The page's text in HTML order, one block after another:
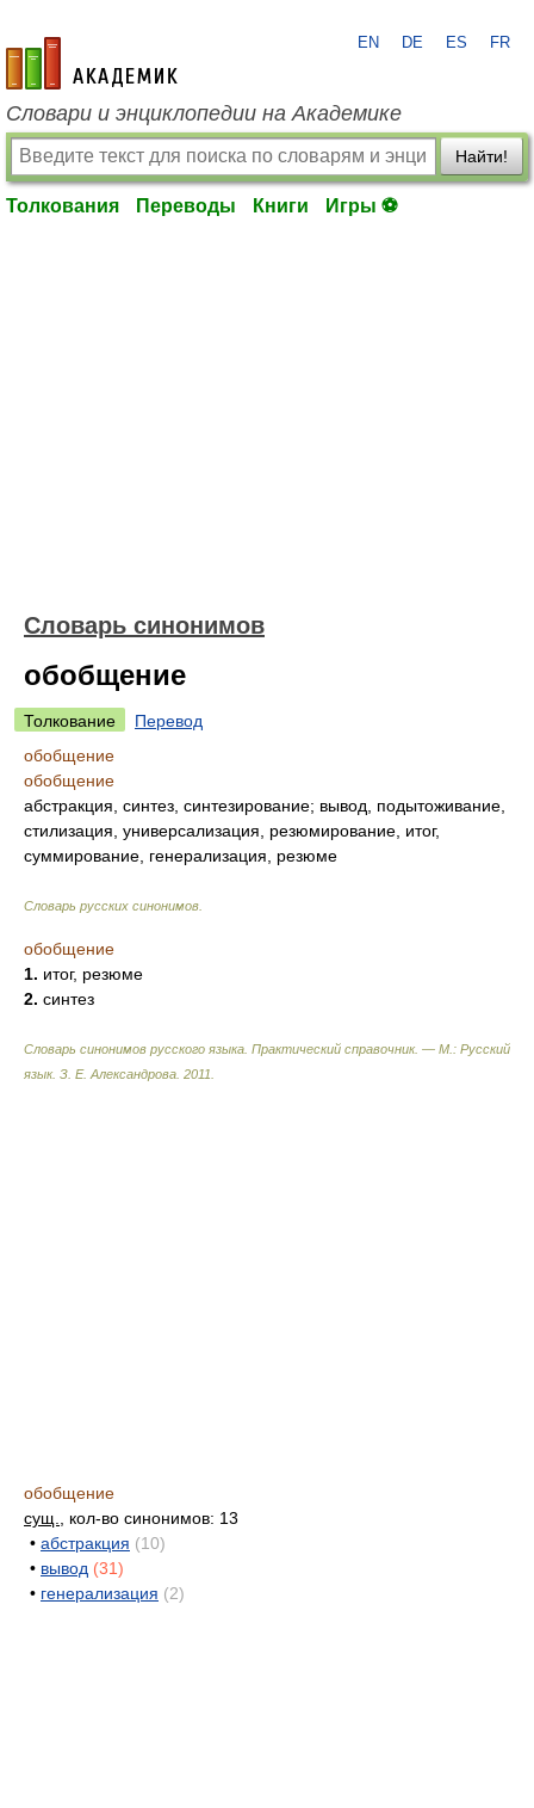
academic.ru
EN DE ES FR
Словари и энциклопедии на Академике
Найти!
Толкования Переводы Книги Игры ⚽
Словарь синонимов
обобщение
Толкование
Перевод
обобщение
обобщение
абстракция, синтез, синтезирование; вывод, подытоживание,
стилизация, универсализация, резюмирование, итог,
суммирование, генерализация, резюме
Словарь русских синонимов
обобщение
1. итог, резюме
2. синтез
Словарь синонимов русского языка. Практический справочник. — М.: Русский
язык. З. Е. Александрова 2011
обобщение
сущ.
, кол-во синонимов: 13
• абстракция (10)
• вывод (31)
• генерализация (2)